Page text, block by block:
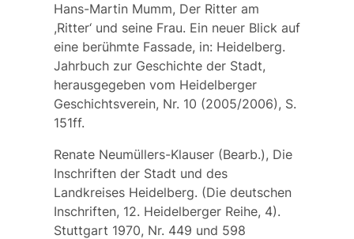
Hans-Martin Mumm, Der Ritter am
,Ritter‘ und seine Frau. Ein neuer Blick auf
eine berühmte Fassade, in: Heidelberg.
Jahrbuch zur Geschichte der Stadt,
herausgegeben vom Heidelberger
Geschichtsverein, Nr. 10 (2005/2006), S.
151ff.
Renate Neumüllers-Klauser (Bearb.), Die
Inschriften der Stadt und des
Landkreises Heidelberg. (Die deutschen
Inschriften, 12. Heidelberger Reihe, 4).
Stuttgart 1970, Nr. 449 und 598